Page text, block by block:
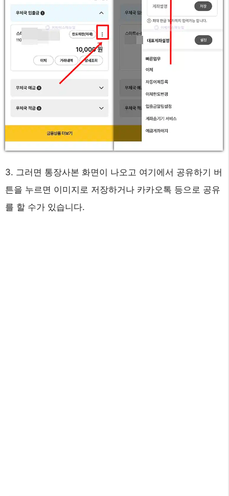
3. 그러면 통장사본 화면이 나오고 여기에서 공유하기 버
튼을 누르면 이미지로 저장하거나 카카오톡 등으로 공유
를 할 수가 있습니다.